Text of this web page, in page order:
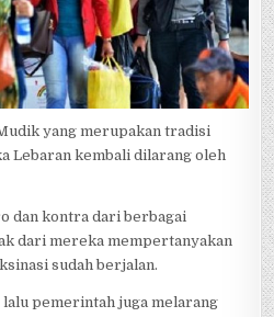
yang merupakan tradisi
Lebaran kembali dilarang oleh
dan kontra dari berbagai
dari mereka mempertanyakan
sudah berjalan.
pemerintah juga melarang